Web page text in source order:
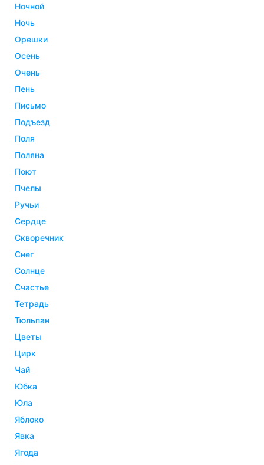
ночной
ночь
орешки
осень
очень
пень
письмо
подъезд
поля
поляна
поют
пчелы
ручьи
сердце
скворечник
снег
солнце
счастье
тетрадь
тюльпан
цветы
цирк
чай
юбка
юла
яблоко
явка
ягода